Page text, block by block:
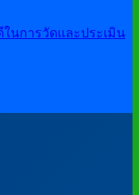
นการวัดและประเมิน